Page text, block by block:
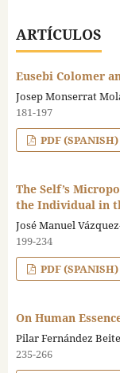
ARTÍCULOS
Eusebi Colomer
Josep Monserrat
181-197
PDF (SPANISH)
The Self’s
the Individual in
José Manuel
199-234
PDF (SPANISH)
On Human
Pilar Fernández
235-266